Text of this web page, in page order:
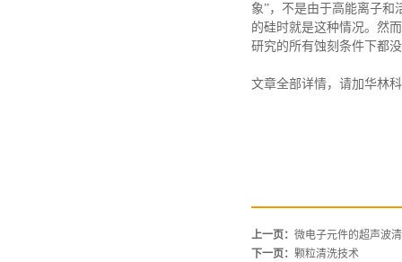
象”，不是由于高能离子
的硅时就是这种情况。然
研究的所有蚀刻条件下都
文章全部详情，请加华林
上一页： 微电子元件的超声波
下一页： 颗粒清洗技术